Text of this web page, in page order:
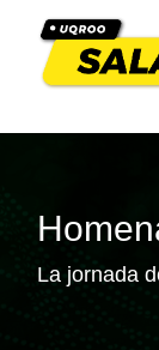
La jornada